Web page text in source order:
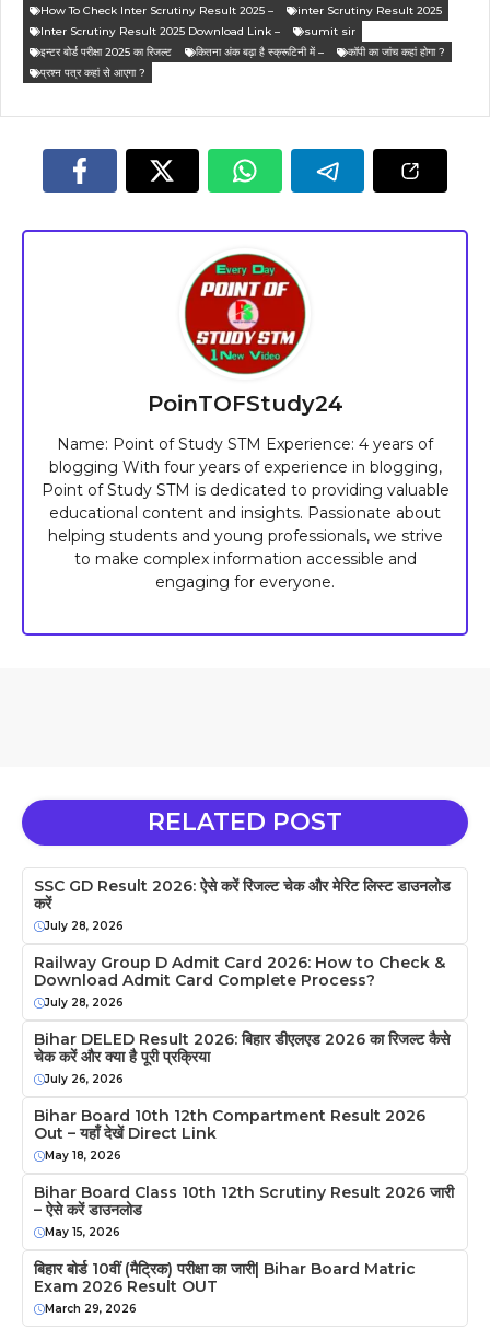
How To Check Inter Scrutiny Result 2025 –
inter Scrutiny Result 2025
Inter Scrutiny Result 2025 Download Link –
sumit sir
इन्टर बोर्ड परीक्षा 2025 का रिजल्ट
कितना अंक बढ़ा है स्क्रूटिनी में –
कॉपी का जांच कहां होगा ?
प्रश्न पत्र कहां से आएगा ?
PoinTOFStudy24
Name: Point of Study STM Experience: 4 years of
blogging With four years of experience in blogging,
Point of Study STM is dedicated to providing valuable
educational content and insights. Passionate about
helping students and young professionals, we strive
to make complex information accessible and
engaging for everyone.
RELATED POST
SSC GD Result 2026: ऐसे करें रिजल्ट चेक और मेरिट लिस्ट डाउनलोड
करें
July 28, 2026
Railway Group D Admit Card 2026: How to Check &
Download Admit Card Complete Process?
July 28, 2026
Bihar DELED Result 2026: बिहार डीएलएड 2026 का रिजल्ट कैसे
चेक करें और क्या है पूरी प्रक्रिया
July 26, 2026
Bihar Board 10th 12th Compartment Result 2026
Out – यहाँ देखें Direct Link
May 18, 2026
Bihar Board Class 10th 12th Scrutiny Result 2026 जारी
– ऐसे करें डाउनलोड
May 15, 2026
बिहार बोर्ड 10वीं (मैट्रिक) परीक्षा का जारी| Bihar Board Matric
Exam 2026 Result OUT
March 29, 2026